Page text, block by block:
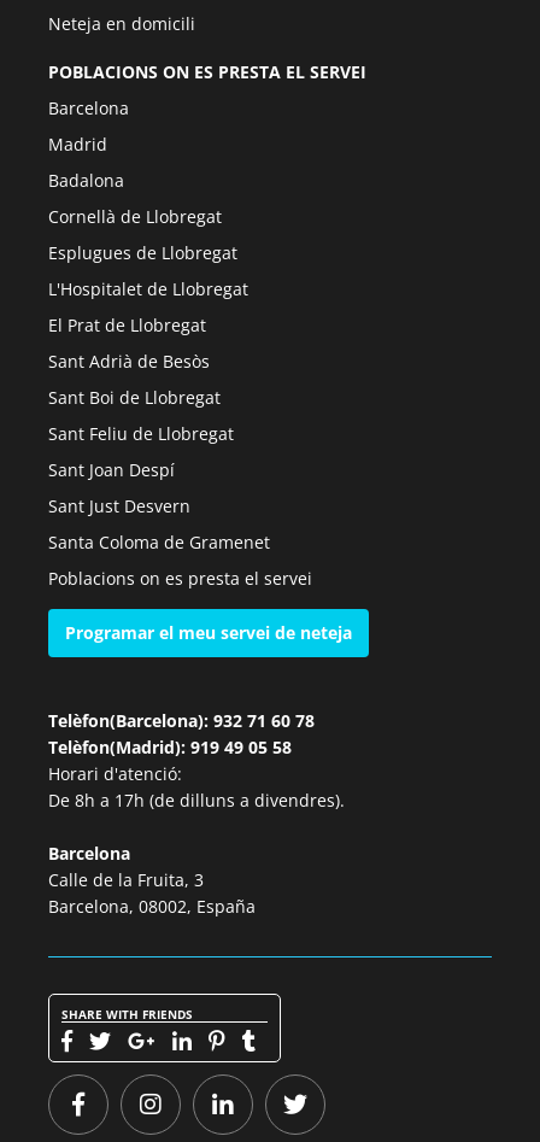
Neteja en domicili
POBLACIONS ON ES PRESTA EL SERVEI
Barcelona
Madrid
Badalona
Cornellà de Llobregat
Esplugues de Llobregat
L'Hospitalet de Llobregat
El Prat de Llobregat
Sant Adrià de Besòs
Sant Boi de Llobregat
Sant Feliu de Llobregat
Sant Joan Despí
Sant Just Desvern
Santa Coloma de Gramenet
Poblacions on es presta el servei
Programar el meu servei de neteja
Telèfon(Barcelona): 932 71 60 78
Telèfon(Madrid): 919 49 05 58
Horari d'atenció:
De 8h a 17h (de dilluns a divendres).
Barcelona
Calle de la Fruita, 3
Barcelona, 08002, España
SHARE WITH FRIENDS